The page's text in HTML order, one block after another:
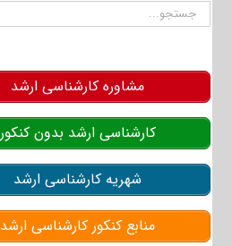
جستجو
مشاوره کارشناسی ارشد
کارشناسی ارشد بدون کنکور
شهریه کارشناسی ارشد
منابع کنکور کارشناسی ارشد